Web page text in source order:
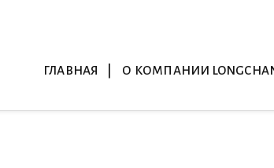
ГЛАВНАЯ О КОМПАНИИ